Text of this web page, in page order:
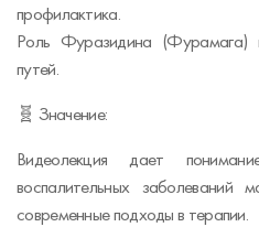
профилактика.
Роль Фуразидина (Фурамага)
путей.
🧬 Значение:
Видеолекция дает
воспалительных
современные подходы в терапии.